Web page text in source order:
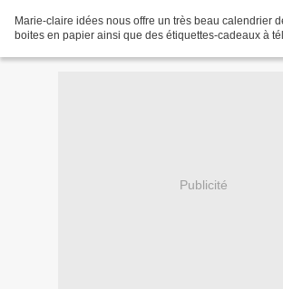
Marie-claire idées nous offre un très beau calendrier
boites en papier ainsi que des étiquettes-cadeaux à
Publicité